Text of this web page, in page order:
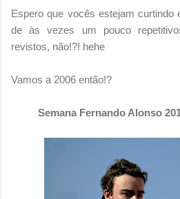
Espero que vocês estejam curtindo
de às vezes um pouco
revistos, não!?! hehe
Vamos a 2006 então!?
Semana Fernando Alonso